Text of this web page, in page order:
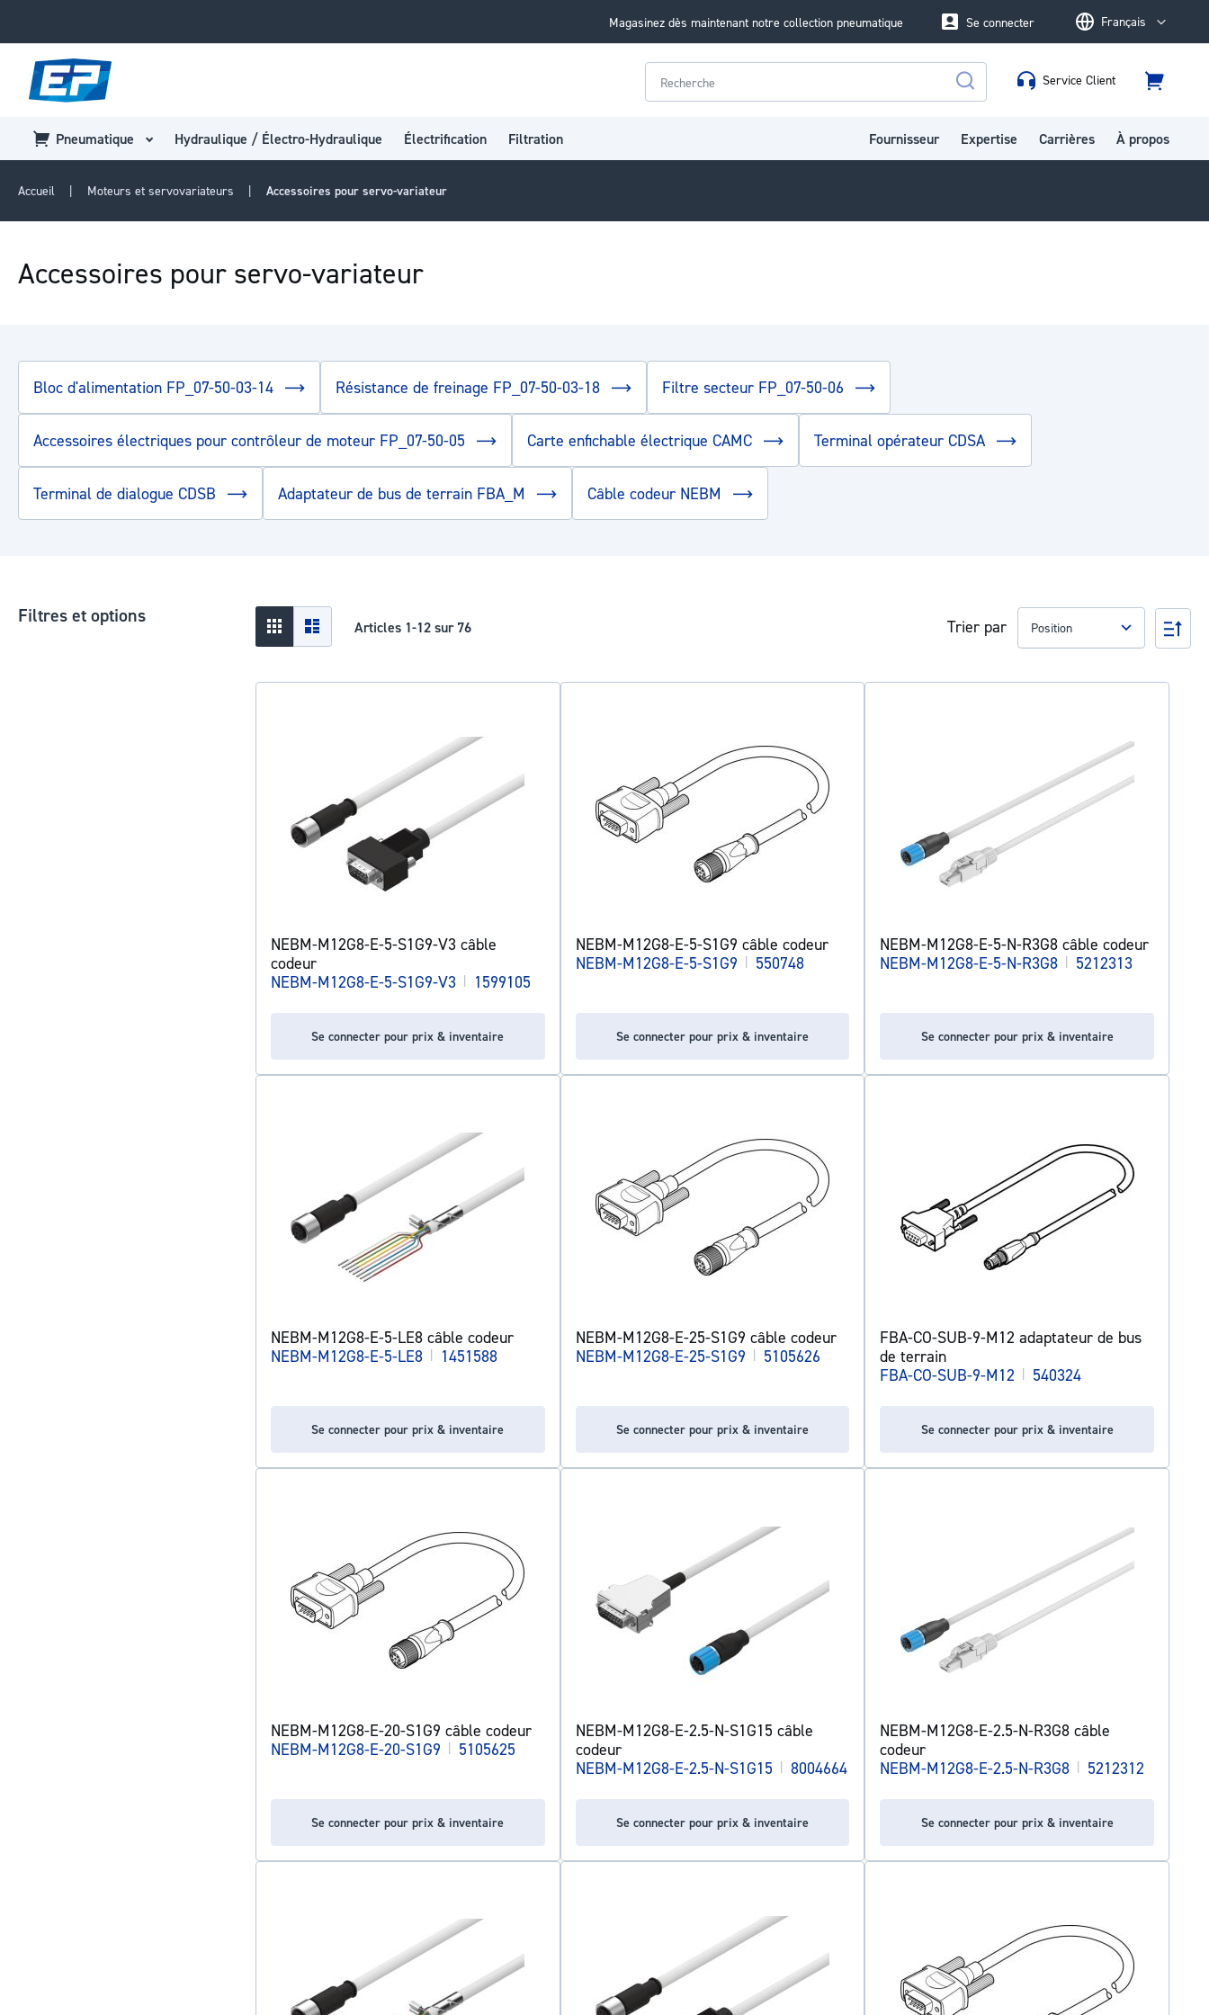
Magasinez dès maintenant notre collection pneumatique LanguageFrançais
Se connecter
Rechercher
Service Client
Panier
Pneumatique Hydraulique / Électro-Hydraulique Électrification Filtration Fournisseur Expertise Carrières À propos
Accueil Moteurs et servovariateurs Accessoires pour servo-variateur
Accessoires pour servo-variateur
Bloc d'alimentation FP_07-50-03-14 Résistance de freinage FP_07-50-03-18 Filtre secteur FP_07-50-06
Accessoires électriques pour contrôleur de moteur FP_07-50-05 Carte enfichable électrique CAMC Terminal opérateur CDSA
Terminal de dialogue CDSB Adaptateur de bus de terrain FBA_M Câble codeur NEBM
Afficher
en
Grid Liste Articles 1-12sur 76 Trier par
Par
NEBM-M12G8-E-5-S1G9-V3 câble
codeur
NEBM-M12G8-E-5-S1G9-V3 | 1599105
Se connecter pour prix & inventaire
NEBM-M12G8-E-5-S1G9 câble codeur
NEBM-M12G8-E-5-S1G9 | 550748
Se connecter pour prix & inventaire
NEBM-M12G8-E-5-N-R3G8 câble codeur
NEBM-M12G8-E-5-N-R3G8 | 5212313
Se connecter pour prix & inventaire
NEBM-M12G8-E-5-LE8 câble codeur
NEBM-M12G8-E-5-LE8 | 1451588
Se connecter pour prix & inventaire
NEBM-M12G8-E-25-S1G9 câble codeur
NEBM-M12G8-E-25-S1G9 | 5105626
Se connecter pour prix & inventaire
FBA-CO-SUB-9-M12 adaptateur de bus
de terrain
FBA-CO-SUB-9-M12 | 540324
Se connecter pour prix & inventaire
NEBM-M12G8-E-20-S1G9 câble codeur
NEBM-M12G8-E-20-S1G9 | 5105625
Se connecter pour prix & inventaire
NEBM-M12G8-E-2.5-N-S1G15 câble
codeur
NEBM-M12G8-E-2.5-N-S1G15 | 8004664
Se connecter pour prix & inventaire
NEBM-M12G8-E-2.5-N-R3G8 câble
codeur
NEBM-M12G8-E-2.5-N-R3G8 | 5212312
Se connecter pour prix & inventaire
Filtres et options